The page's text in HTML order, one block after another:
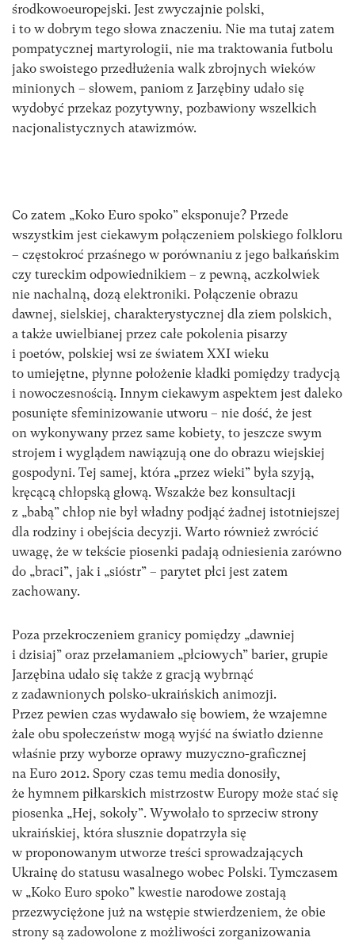
środkowoeuropejski. Jest zwyczajnie polski,
i to w dobrym tego słowa znaczeniu. Nie ma tutaj zatem
pompatycznej martyrologii, nie ma traktowania futbolu
jako swoistego przedłużenia walk zbrojnych wieków
minionych – słowem, paniom z Jarzębiny udało się
wydobyć przekaz pozytywny, pozbawiony wszelkich
nacjonalistycznych atawizmów.
Co zatem „Koko Euro spoko” eksponuje? Przede
wszystkim jest ciekawym połączeniem polskiego folkloru
– częstokroć przaśnego w porównaniu z jego bałkańskim
czy tureckim odpowiednikiem – z pewną, aczkolwiek
nie nachalną, dozą elektroniki. Połączenie obrazu
dawnej, sielskiej, charakterystycznej dla ziem polskich,
a także uwielbianej przez całe pokolenia pisarzy
i poetów, polskiej wsi ze światem XXI wieku
to umiejętne, płynne położenie kładki pomiędzy tradycją
i nowoczesnością. Innym ciekawym aspektem jest daleko
posunięte sfeminizowanie utworu – nie dość, że jest
on wykonywany przez same kobiety, to jeszcze swym
strojem i wyglądem nawiązują one do obrazu wiejskiej
gospodyni. Tej samej, która „przez wieki” była szyją,
kręcącą chłopską głową. Wszakże bez konsultacji
z „babą” chłop nie był władny podjąć żadnej istotniejszej
dla rodziny i obejścia decyzji. Warto również zwrócić
uwagę, że w tekście piosenki padają odniesienia zarówno
do „braci”, jak i „sióstr” – parytet płci jest zatem
zachowany.
Poza przekroczeniem granicy pomiędzy „dawniej
i dzisiaj” oraz przełamaniem „płciowych” barier, grupie
Jarzębina udało się także z gracją wybrnąć
z zadawnionych polsko-ukraińskich animozji.
Przez pewien czas wydawało się bowiem, że wzajemne
żale obu społeczeństw mogą wyjść na światło dzienne
właśnie przy wyborze oprawy muzyczno-graficznej
na Euro 2012. Spory czas temu media donosiły,
że hymnem piłkarskich mistrzostw Europy może stać się
piosenka „Hej, sokoły”. Wywołało to sprzeciw strony
ukraińskiej, która słusznie dopatrzyła się
w proponowanym utworze treści sprowadzających
Ukrainę do statusu wasalnego wobec Polski. Tymczasem
w „Koko Euro spoko” kwestie narodowe zostają
przezwyciężone już na wstępie stwierdzeniem, że obie
strony są zadowolone z możliwości zorganizowania